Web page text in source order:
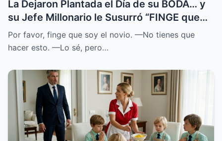
La Dejaron Plantada el Día de su BODA… y
su Jefe Millonario le Susurró “FINGE que
SOY el NOVIO”
Por favor, finge que soy el novio. —No tienes que
hacer esto. —Lo sé, pero…